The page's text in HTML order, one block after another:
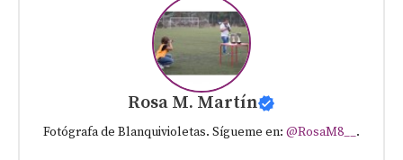
Rosa M. Martín
Fotógrafa de Blanquivioletas. Sígueme en: @RosaM8__.